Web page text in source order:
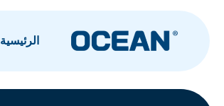
الرئيسية